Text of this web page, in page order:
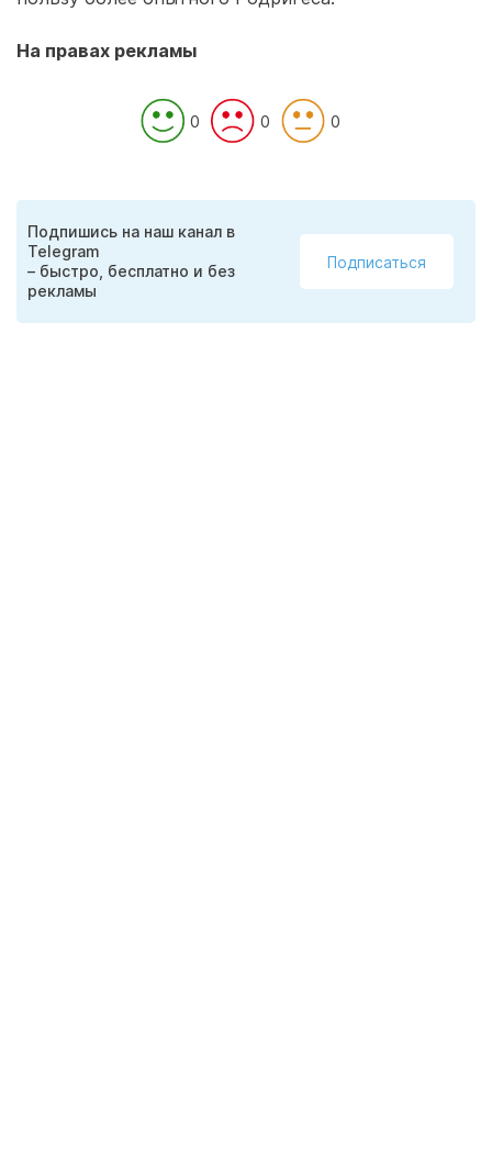
На правах рекламы
0 0 0
Подпишись на наш канал в
Telegram
– быстро, бесплатно и без
рекламы
Подписаться